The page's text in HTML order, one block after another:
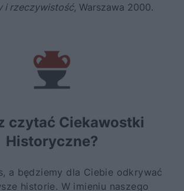
i rzeczywistość, Warszawa 2000.